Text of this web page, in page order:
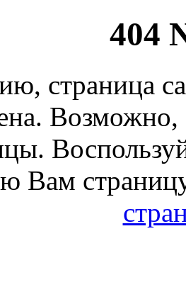
404
страница
Возможно,
Вам